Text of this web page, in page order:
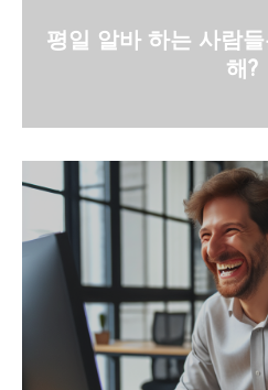
평일 알바 하는 사람
해?